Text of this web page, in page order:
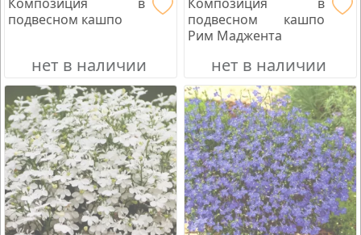
подвесном кашпо
нет в наличии
подвесном кашпо
Рим Маджента
нет в наличии